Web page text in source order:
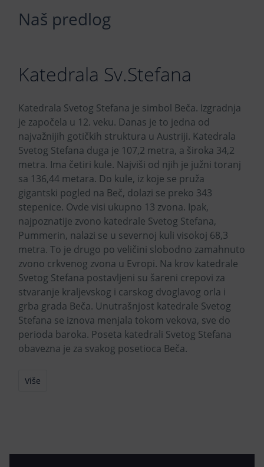
Naš predlog
Katedrala Sv.Stefana
Katedrala Svetog Stefana je simbol Beča. Izgradnja
je započela u 12. veku. Danas je to jedna od
najvažnijih gotičkih struktura u Austriji. Katedrala
Svetog Stefana duga je 107,2 metra, a široka 34,2
metra. Ima četiri kule. Najviši od njih je južni toranj
sa 136,44 metara. Do kule, iz koje se pruža
gigantski pogled na Beč, dolazi se preko 343
stepenice. Ovde visi ukupno 13 zvona. Ipak,
najpoznatije zvono katedrale Svetog Stefana,
Pummerin, nalazi se u severnoj kuli visokoj 68,3
metra. To je drugo po veličini slobodno zamahnuto
zvono crkvenog zvona u Evropi. Na krov katedrale
Svetog Stefana postavljeni su šareni crepovi za
stvaranje kraljevskog i carskog dvoglavog orla i
grba grada Beča. Unutrašnjost katedrale Svetog
Stefana se iznova menjala tokom vekova, sve do
perioda baroka. Poseta katedrali Svetog Stefana
obavezna je za svakog posetioca Beča.
Više